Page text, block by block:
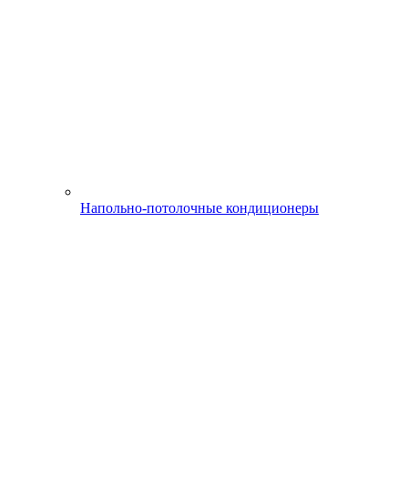
Напольно-потолочные кондиционеры